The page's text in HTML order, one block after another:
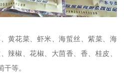
黄花菜、虾米、海蜇丝、紫菜、海
辣椒、花椒、大茴香、香、桂皮、
等。